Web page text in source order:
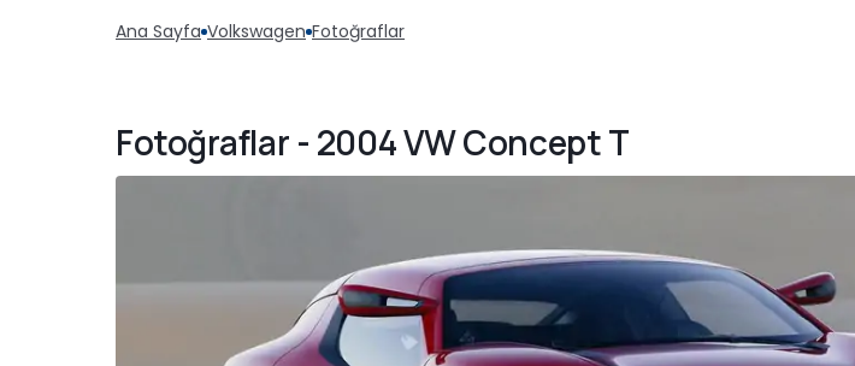
Ana Sayfa Volkswagen Fotoğraflar
Fotoğraflar - 2004 VW Concept T